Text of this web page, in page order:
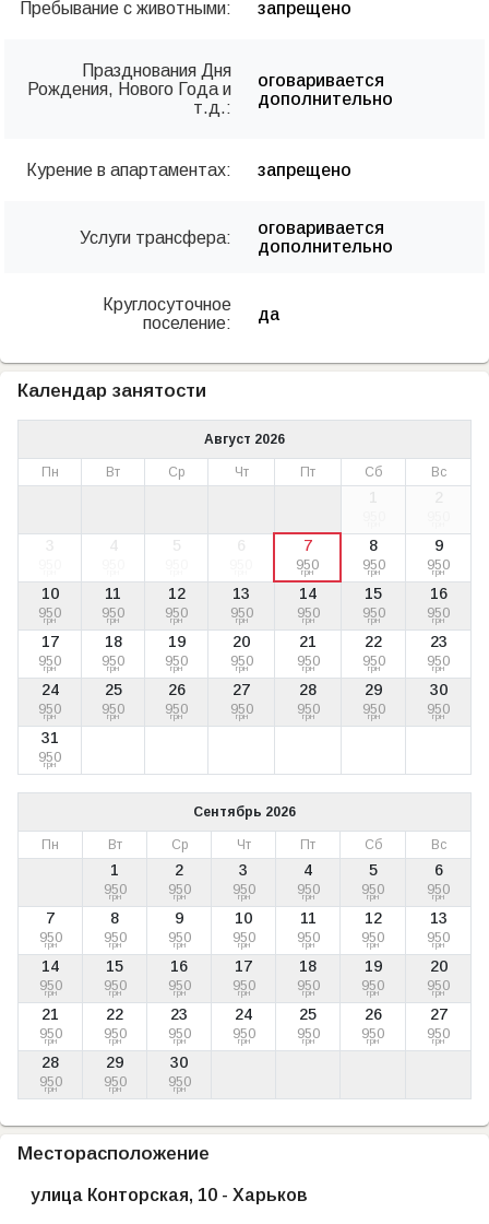
Пребывание с животными: запрещено
Празднования Дня
Рождения, Нового Года и
т.д.:
оговаривается
дополнительно
Курение в апартаментах: запрещено
Услуги трансфера:
оговаривается
дополнительно
Круглосуточное
поселение:
да
Календар занятости
Август 2026
Пн Вт Ср Чт Пт Сб Вс
7
950
грн
8
950
грн
9
950
грн
10
950
грн
11
950
грн
12
950
грн
13
950
грн
14
950
грн
15
950
грн
16
950
грн
17
950
грн
18
950
грн
19
950
грн
20
950
грн
21
950
грн
22
950
грн
23
950
грн
24
950
грн
25
950
грн
26
950
грн
27
950
грн
28
950
грн
29
950
грн
30
950
грн
31
950
грн
Сентябрь 2026
Пн Вт Ср Чт Пт Сб Вс
1
950
грн
2
950
грн
3
950
грн
4
950
грн
5
950
грн
6
950
грн
7
950
грн
8
950
грн
9
950
грн
10
950
грн
11
950
грн
12
950
грн
13
950
грн
14
950
грн
15
950
грн
16
950
грн
17
950
грн
18
950
грн
19
950
грн
20
950
грн
21
950
грн
22
950
грн
23
950
грн
24
950
грн
25
950
грн
26
950
грн
27
950
грн
28
950
грн
29
950
грн
30
950
грн
Месторасположение
улица Конторская, 10 - Харьков